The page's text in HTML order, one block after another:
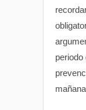
periodo